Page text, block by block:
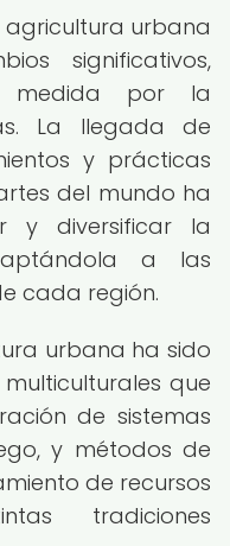
agricultura urbana
significativos,
medida por la
La llegada de
y prácticas
del mundo ha
y diversificar la
a las
cada región.
urbana ha sido
que
de sistemas
y métodos de
de recursos
tradiciones